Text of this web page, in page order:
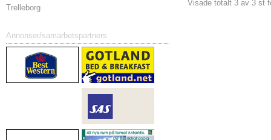
Trelleborg
Annonser/samarbetspartners
Visade totalt 3 av 3 st